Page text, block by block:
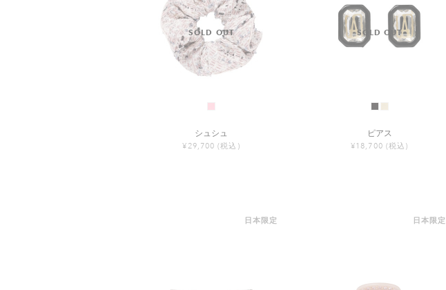
シュシュ
¥29,700 (税込)
ピアス
¥18,700 (税込)
日本限定 日本限定